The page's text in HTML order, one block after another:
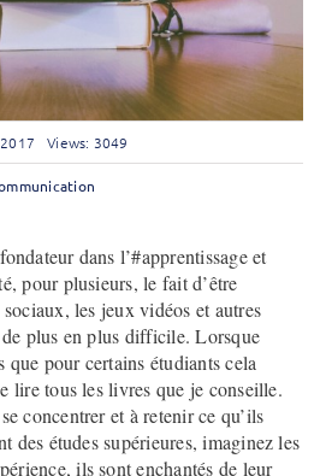
Views: 3049
dans l’#apprentissage et
pour plusieurs, le fait d’être
les jeux vidéos et autres
plus en plus difficile. Lorsque
que pour certains étudiants cela
lire tous les livres que je conseille.
concentrer et à retenir ce qu’ils
des études supérieures, imaginez les
ils sont enchantés de leur